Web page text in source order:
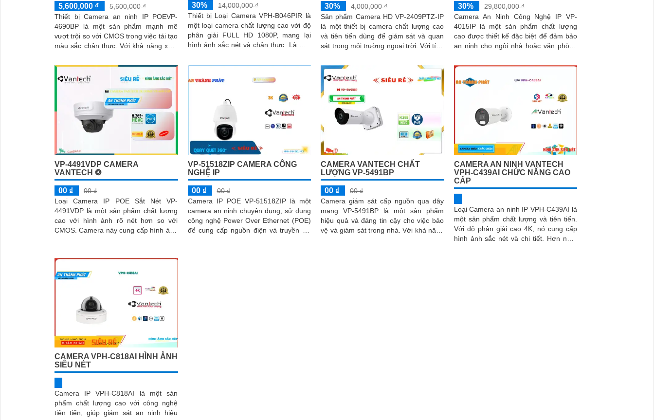
5,600,000 ₫
5,600,000 ₫
Thiết bị Camera an ninh IP POEVP-
4690BP là một sản phẩm mạnh mẽ
vượt trội so với CMOS trong việc tái tạo
màu sắc chân thực. Với khả năng xem
80m...
30%
14,000,000 ₫
Thiết bị Loại Camera VPH-B046PIR là
một loại camera chất lượng cao với độ
phân giải FULL HD 1080P, mang lại
hình ảnh sắc nét và chân thực. Là một
30%
4,000,000 ₫
Sản phẩm Camera HD VP-2409PTZ-IP
là một thiết bị camera chất lượng cao
và tiên tiến dùng để giám sát và quan
sát trong môi trường ngoại trời. Với tính
30%
29,800,000 ₫
Camera An Ninh Công Nghệ IP VP-
4015IP là một sản phẩm chất lượng
cao được thiết kế đặc biệt để đảm bảo
an ninh cho ngôi nhà hoặc văn phòng
nó cung cấp hình ảnh rõ ràng và sắc
VP-4491VDP CAMERA
VANTECH ❂
00 ₫
00 ₫
Loại Camera IP POE Sắt Nét VP-
4491VDP là một sản phẩm chất lượng
cao với hình ảnh rõ nét hơn so với
CMOS. Camera này cung cấp hình ảnh
VP-51518ZIP CAMERA CÔNG
NGHỆ IP
00 ₫
00 ₫
Camera IP POE VP-51518ZIP là một
camera an ninh chuyên dụng, sử dụng
công nghệ Power Over Ethernet (POE)
để cung cấp nguồn điện và truyền dữ
CAMERA VANTECH CHẤT
LƯỢNG VP-5491BP
00 ₫
00 ₫
Camera giám sát cấp nguồn qua dây
mạng VP-5491BP là một sản phẩm
hiệu quả và đáng tin cậy cho việc bảo
vệ và giám sát trong nhà. Với khả năng
CAMERA AN NINH VANTECH
VPH-C439AI CHỨC NĂNG CAO
CẤP
Loại Camera an ninh IP VPH-C439AI là
một sản phẩm chất lượng và tiên tiến.
Với độ phân giải cao 4K, nó cung cấp
hình ảnh sắc nét và chi tiết. Hơn nữa,
CAMERA VPH-C818AI HÌNH ẢNH
SIÊU NÉT
Camera IP VPH-C818AI là một sản
phẩm chất lượng cao với công nghệ
tiên tiến, giúp giám sát an ninh hiệu